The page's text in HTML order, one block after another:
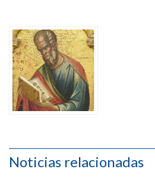
Noticias relacionadas